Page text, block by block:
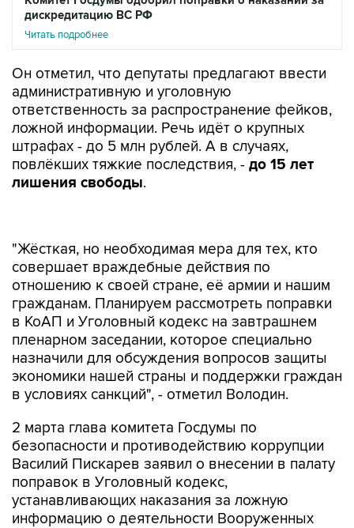
дискредитацию ВС РФ
Читать подробнее
Он отметил, что депутаты предлагают ввести
административную и уголовную
ответственность за распространение фейков,
ложной информации. Речь идёт о крупных
штрафах - до 5 млн рублей. А в случаях,
повлёкших тяжкие последствия, - до 15 лет
лишения свободы.
отношению к своей стране, её армии и нашим
гражданам. Планируем рассмотреть поправки
в КоАП и Уголовный кодекс на завтрашнем
пленарном заседании, которое специально
назначили для обсуждения вопросов защиты
экономики нашей страны и поддержки граждан
в условиях санкций", - отметил Володин.
2 марта глава комитета Госдумы по
Василий Пискарев заявил о внесении в палату
поправок в Уголовный кодекс,
устанавливающих наказания за ложную
информацию о деятельности Вооруженных
Сил РФ.